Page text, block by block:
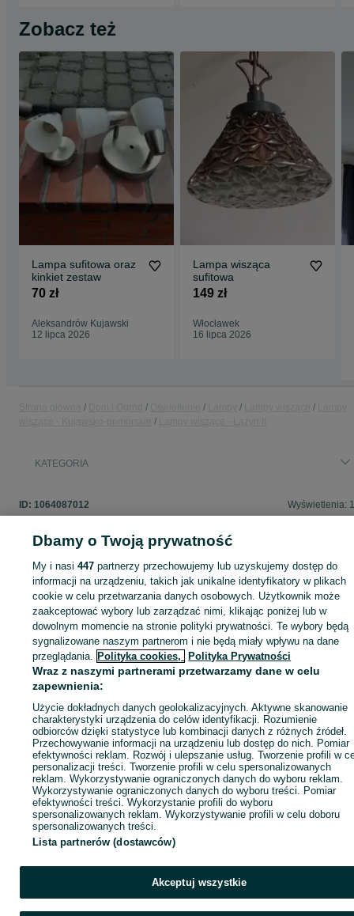
Zobacz też
Lampa sufitowa oraz
kinkiet zestaw
70 zł
Aleksandrów Kujawski
12 lipca 2026
Lampa wisząca
sufitowa
149 zł
Włocławek
16 lipca 2026
KATEGORIA
ID: 1064087012 Wyświetlenia:
Zaloguj się lub załóż konto na OLX, aby skontaktować się z
sprzedającym
Zaloguj się / Załóż konto
Dbamy o Twoją prywatność
My i nasi447 partnerzy przechowujemy lub uzyskujemy dostęp do
informacji na urządzeniu, takich jak unikalne identyfikatory w plikach
cookie w celu przetwarzania danych osobowych. Użytkownik może
zaakceptować wybory lub zarządzać nimi, klikając poniżej lub w
dowolnym momencie na stronie polityki prywatności. Te wybory będą
sygnalizowane naszym partnerom i nie będą miały wpływu na dane
przeglądania. Polityka cookies, Polityka Prywatności
Wraz z naszymi partnerami przetwarzamy dane w celu
zapewnienia:
Użycie dokładnych danych geolokalizacyjnych. Aktywne skanowanie
charakterystyki urządzenia do celów identyfikacji. Rozumienie
odbiorców dzięki statystyce lub kombinacji danych z różnych źródeł.
Przechowywanie informacji na urządzeniu lub dostęp do nich. Pomiar
efektywności reklam. Rozwój i ulepszanie usług. Tworzenie profili w
personalizacji treści. Tworzenie profili w celu spersonalizowanych
reklam. Wykorzystywanie ograniczonych danych do wyboru reklam.
Wykorzystywanie ograniczonych danych do wyboru treści. Pomiar
efektywności treści. Wykorzystanie profili do wyboru
spersonalizowanych reklam. Wykorzystywanie profili w celu doboru
spersonalizowanych treści.
Lista partnerów (dostawców)
Akceptuj wszystkie